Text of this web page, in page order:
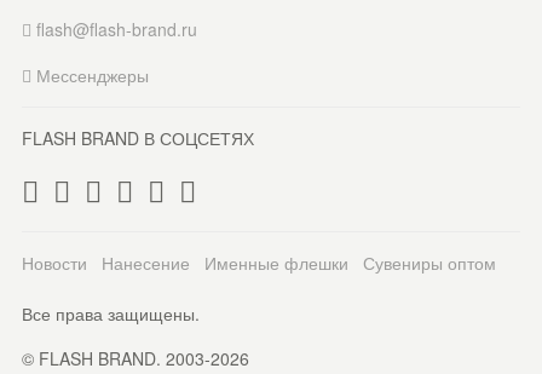
flash@flash-brand.ru
Мессенджеры
FLASH BRAND В СОЦСЕТЯХ
Новости Нанесение Именные флешки Сувениры оптом
Все права защищены.
© FLASH BRAND. 2003-2026